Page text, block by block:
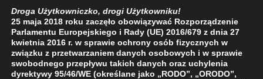
Facebook
X YouTube
2009 - 2026 © Wszelkie prawa zastrzeżone
Droga Użytkowniczko, drogi Użytkowniku!
25 maja 2018 roku zaczęło obowiązywać Rozporządzenie
Parlamentu Europejskiego i Rady (UE) 2016/679 z dnia 27
kwietnia 2016 r. w sprawie ochrony osób fizycznych w
związku z przetwarzaniem danych osobowych i w sprawie
swobodnego przepływu takich danych oraz uchylenia
dyrektywy 95/46/WE (określane jako „RODO”, „ORODO”,